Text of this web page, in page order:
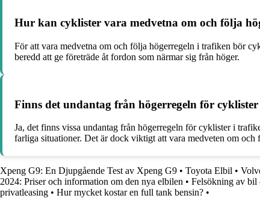
Hur kan cyklister vara medvetna om och följa
För att vara medvetna om och följa högerregeln i trafiken bör
beredd att ge företräde åt fordon som närmar sig från höger.
Finns det undantag från högerregeln för
Ja, det finns vissa undantag från högerregeln för cyklister i
farliga situationer. Det är dock viktigt att vara medveten om
Xpeng G9: En Djupgående Test av Xpeng G9 • Toyota Elbil •
2024: Priser och information om den nya elbilen • Felsökning av bil
privatleasing • Hur mycket kostar en full tank bensin? •